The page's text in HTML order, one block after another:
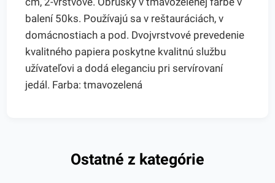
balení 50ks. Používajú sa v reštauráciách, v
domácnostiach a pod. Dvojvrstvové prevedenie
kvalitného papiera poskytne kvalitnú službu
užívateľovi a dodá eleganciu pri servírovaní
jedál. Farba: tmavozelená
Ostatné z kategórie